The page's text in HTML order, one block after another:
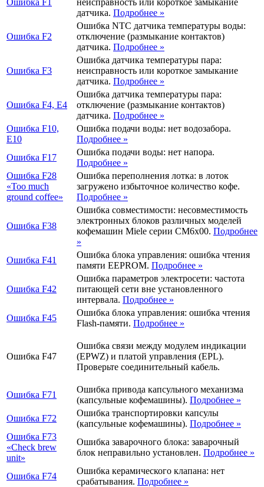
датчика. Подробнее »
Ошибка F2
Ошибка NTC датчика температуры воды:
отключение (размыкание контактов)
датчика. Подробнее »
Ошибка F3
Ошибка датчика температуры пара:
неисправность или короткое замыкание
датчика. Подробнее »
Ошибка F4, E4
Ошибка датчика температуры пара:
отключение (размыкание контактов)
датчика. Подробнее »
Ошибка F10,
E10
Ошибка подачи воды: нет водозабора.
Подробнее »
Ошибка F17
Ошибка подачи воды: нет напора.
Подробнее »
Ошибка F28
«Too much
ground coffee»
Ошибка переполнения лотка: в лоток
загружено избыточное количество кофе.
Подробнее »
Ошибка F38
Ошибка совместимости: несовместимость
электронных блоков различных моделей
кофемашин Miele серии CM6x00. Подробнее
»
Ошибка F41
Ошибка блока управления: ошибка чтения
памяти EEPROM. Подробнее »
Ошибка F42
Ошибка параметров электросети: частота
питающей сети вне установленного
интервала. Подробнее »
Ошибка F45
Ошибка блока управления: ошибка чтения
Flash-памяти. Подробнее »
Ошибка F47
Ошибка связи между модулем индикации
(EPWZ) и платой управления (EPL).
Проверьте соединительный кабель.
Ошибка F71
Ошибка привода капсульного механизма
(капсульные кофемашины). Подробнее »
Ошибка F72
Ошибка транспортировки капсулы
(капсульные кофемашины). Подробнее »
Ошибка F73
«Check brew
unit»
Ошибка заварочного блока: заварочный
блок неправильно установлен. Подробнее »
Ошибка F74
Ошибка керамического клапана: нет
срабатывания. Подробнее »